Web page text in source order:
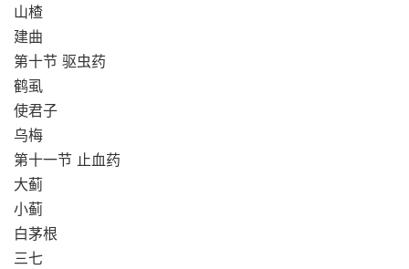
山楂
建曲
第十节 驱虫药
鹤虱
使君子
乌梅
第十一节 止血药
大蓟
小蓟
白茅根
三七